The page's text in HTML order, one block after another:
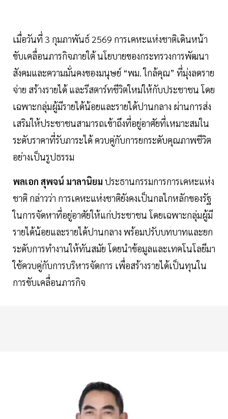
เมื่อวันที่ 3 กุมภาพันธ์ 2569 การเคหะแห่งชาติเดินหน้า
ขับเคลื่อนภารกิจภายใต้ นโยบายของกระทรวงการพัฒนา
สังคมและความมั่นคงของมนุษย์ “พม. ใกล้คุณ” ที่มุ่งลดราย
จ่าย สร้างรายได้ และรีสตาร์ทชีวิตใหม่ให้กับประชาชน โดย
เฉพาะกลุ่มผู้มีรายได้น้อยและรายได้ปานกลาง ผ่านการส่ง
เสริมให้ประชาชนสามารถเข้าถึงที่อยู่อาศัยที่เหมาะสมใน
ระดับราคาที่รับภาระได้ ควบคู่กับการยกระดับคุณภาพชีวิต
อย่างเป็นรูปธรรม
พลเอก สุพจน์ มาลานิยม ประธานกรรมการการเคหะแห่ง
ชาติ กล่าวว่า การเคหะแห่งชาติยังคงเป็นกลไกหลักของรัฐ
ในการจัดหาที่อยู่อาศัยให้แก่ประชาชน โดยเฉพาะกลุ่มผู้มี
รายได้น้อยและรายได้ปานกลาง พร้อมปรับบทบาทและยก
ระดับการทำงานให้ทันสมัย โดยนำข้อมูลและเทคโนโลยีมา
ใช้ควบคู่กับการบริหารจัดการ เพื่อสร้างรายได้เป็นทุนใน
การขับเคลื่อนภารกิจ